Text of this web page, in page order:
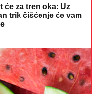
će za tren oka: Uz
trik čišćenje će vam